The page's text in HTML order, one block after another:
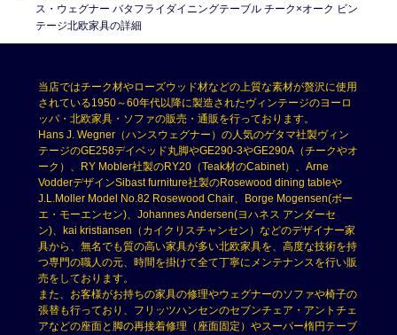
ス・ウェグナー バタフライダイニングテーブル チーク×オーク ビン
テージ北欧家具の詳細
当店ではチーク材やローズウッド材などの上質な素材が贅沢に使用
されている1950～60年代以降に製造されたヴィンテージのヨーロ
ッパ・北欧家具・ソファの販売・通販を行っております。
Hans J. Wegner（ハンスウェグナー）の人気のゲタマ社製ヴィン
テージのGE258デイベッド丸脚やGE290-3やGE290A（チークやオ
ーク）、RY Mobler社製のRY20（Teak材のCabinet）、Arne
VodderデザインSibast furniture社製のRosewood dining tableや
J.L.Moller Model No.82 Rosewood Chair、Borge Mogensen(ボー
エ・モーエンセン)、Johannes Andersen(ヨハネス アンダーセ
ン)、kai kristiansen（カイクリスチャンセン）などのデザイナー家
具から、無名でも質の高い家具が多い北欧家具を、高度な技術を持
つ専門の職人の元、時間を掛けて全て丁寧にメンテナンスを行い販
売をしております。
また、お客様がお持ちの家具の修理やウェグナーのソファや椅子の
張替も行っており、フリッツハンセンのセブンチェア・アントチェ
アなどの座面と脚の再接着修理（座面固定）やスーパー楕円テーブ